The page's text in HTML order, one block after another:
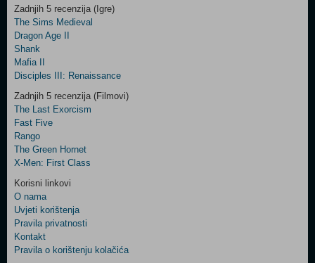
Control
Field
Three
Newsletter
Zadnjih 5 recenzija (Igre)
The Sims Medieval
Dragon Age II
Shank
Mafia II
Disciples III: Renaissance
Zadnjih 5 recenzija (Filmovi)
The Last Exorcism
Fast Five
Rango
The Green Hornet
X-Men: First Class
Korisni linkovi
O nama
Uvjeti korištenja
Pravila privatnosti
Kontakt
Pravila o korištenju kolačića